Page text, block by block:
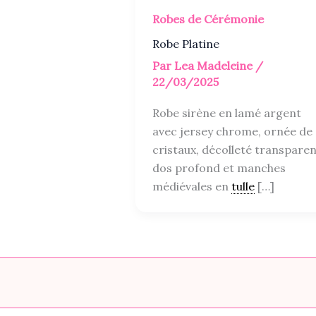
Robes de Cérémonie
Robe Platine
Par Lea Madeleine /
22/03/2025
Robe sirène en lamé argent
avec jersey chrome, ornée de
cristaux, décolleté
dos profond et manches
médiévales en tulle […]